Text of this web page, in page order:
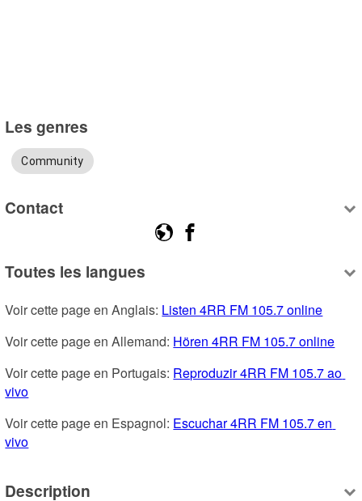
Les genres
Community
Contact
Toutes les langues
Voir cette page en Anglais: Listen 4RR FM 105.7 online
Voir cette page en Allemand: Hören 4RR FM 105.7 online
Voir cette page en Portugais: Reproduzir 4RR FM 105.7 ao
vivo
Voir cette page en Espagnol: Escuchar 4RR FM 105.7 en
vivo
Description